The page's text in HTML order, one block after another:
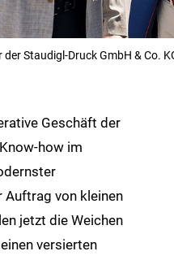
der Staudigl-Druck GmbH & Co.
Geschäft der
how im
Auftrag von kleinen
jetzt die Weichen
versierten